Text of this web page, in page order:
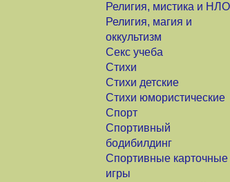
Религия, мистика и НЛО
Религия, магия и
оккультизм
Секс учеба
Стихи
Стихи детские
Стихи юмористические
Спорт
Спортивный
бодибилдинг
Спортивные карточные
игры